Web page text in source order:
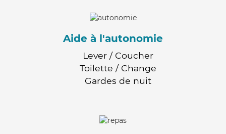
Aide à l'autonomie
Lever / Coucher
Toilette / Change
Gardes de nuit